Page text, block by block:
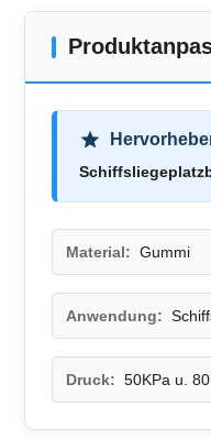
Material: Gummi
Anwendung:
Druck: 50KPa u.